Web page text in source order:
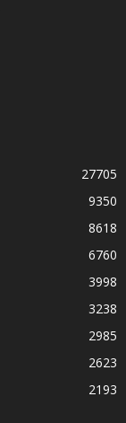
27705
9350
8618
6760
3998
3238
2985
2623
2193